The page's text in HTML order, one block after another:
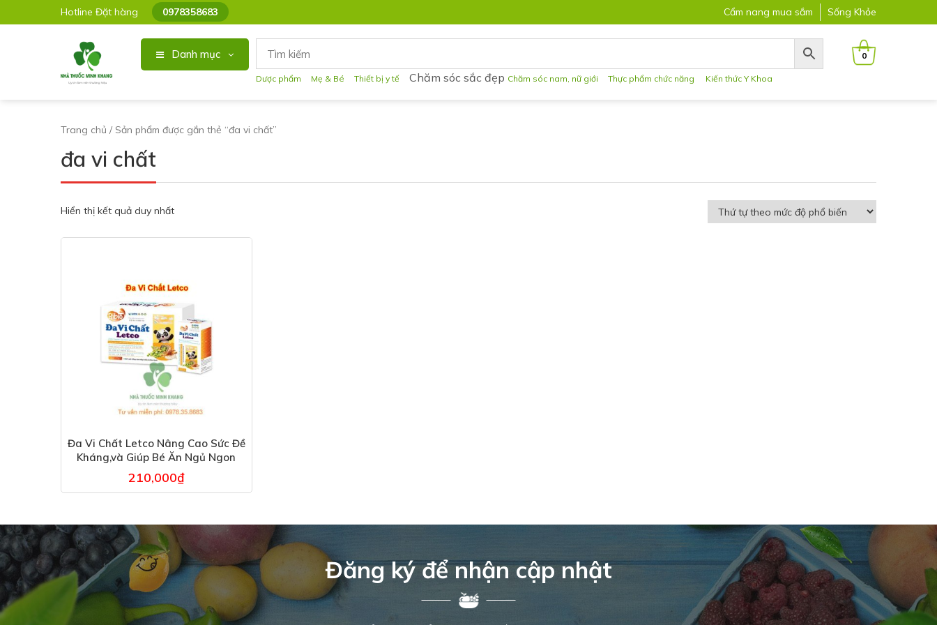
Hotline Đặt hàng 0978358683 Cẩm nang mua sắm Sống Khỏe
Danh mục
Dược phẩm Mẹ & Bé Thiết bị y tế Chăm sóc sắc đẹp Chăm sóc nam, nữ giới Thực phẩm chức năng Kiến thức Y Khoa
0
Trang chủ / Sản phẩm được gắn thẻ “đa vi chất”
đa vi chất
Hiển thị kết quả duy nhất
Đa Vi Chất Letco Nâng Cao Sức Đề
Kháng,và Giúp Bé Ăn Ngủ Ngon
210,000₫
Đăng ký để nhận cập nhật